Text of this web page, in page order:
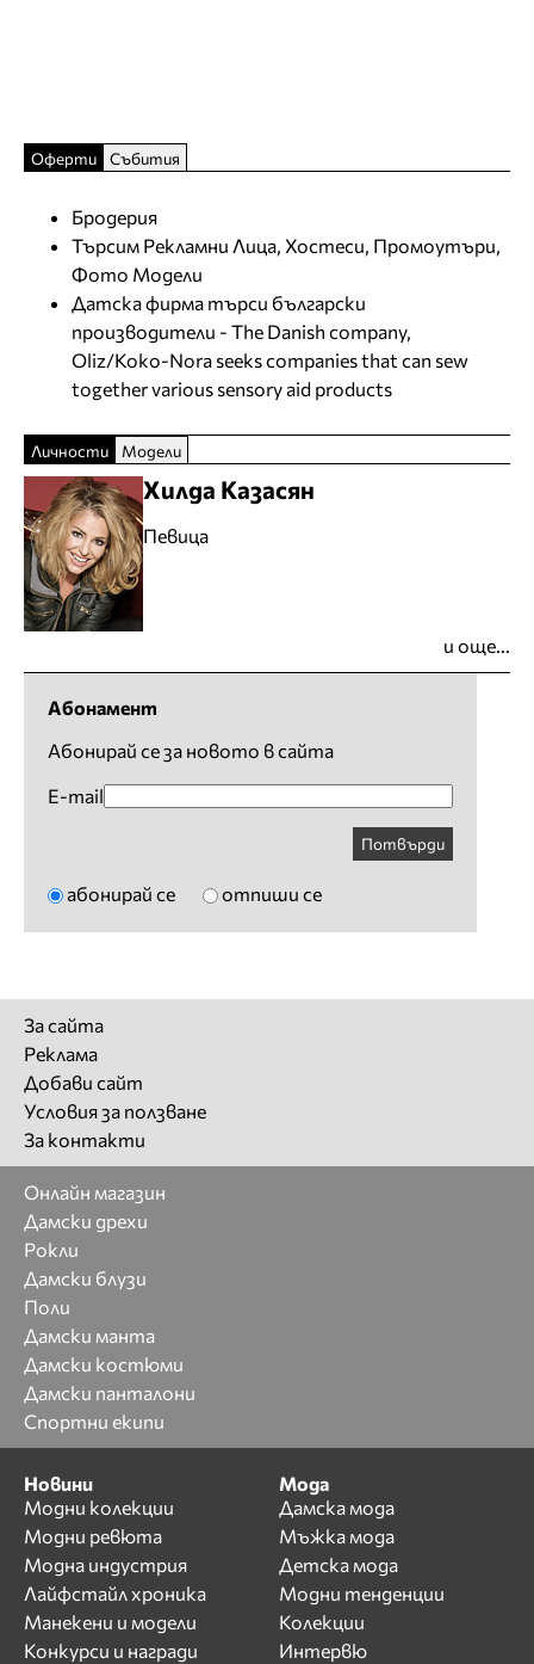
Оферти Събития
Бродерия
Търсим Рекламни Лица, Хостеси, Промоутъри,
Фото Модели
Датска фирма търси български
производители - The Danish company,
Oliz/Koko-Nora seeks companies that can sew
together various sensory aid products
Личности Модели
Хилда Казасян
Певица
и още...
Абонамент
Абонирай се за новото в сайта
E-mail
Потвърди
абонирай се отпиши се
За сайта
Реклама
Добави сайт
Условия за ползване
За контакти
Онлайн магазин
Дамски дрехи
Рокли
Дамски блузи
Поли
Дамски манта
Дамски костюми
Дамски панталони
Спортни екипи
Новини
Модни колекции
Модни ревюта
Модна индустрия
Лайфстайл хроника
Манекени и модели
Конкурси и награди
Мода
Дамска мода
Мъжка мода
Детска мода
Модни тенденции
Колекции
Интервю